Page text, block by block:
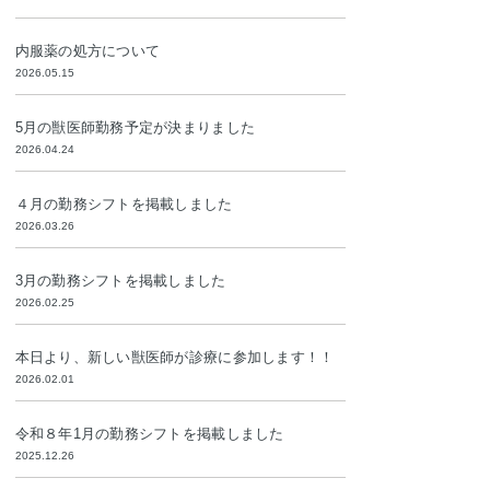
内服薬の処方について
2026.05.15
5月の獣医師勤務予定が決まりました
2026.04.24
４月の勤務シフトを掲載しました
2026.03.26
3月の勤務シフトを掲載しました
2026.02.25
本日より、新しい獣医師が診療に参加します！！
2026.02.01
令和８年1月の勤務シフトを掲載しました
2025.12.26